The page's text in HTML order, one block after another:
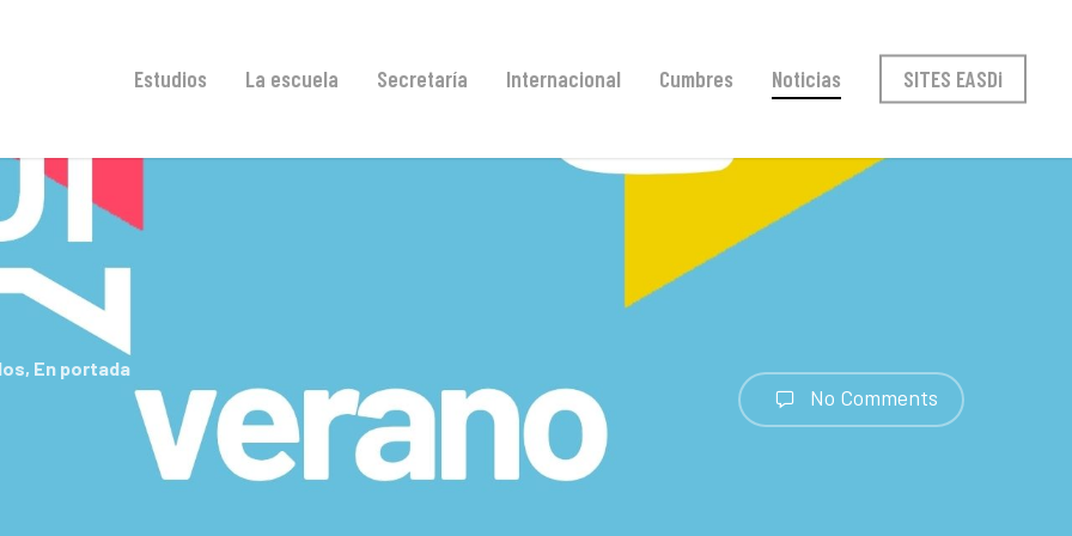
Estudios La escuela Secretaría Internacional Cumbres Noticias SITES EASDi
, En portada
No Comments